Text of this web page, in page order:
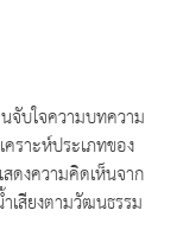
จับใจความบทความ
ราะห์ประเภทของ
งความคิดเห็นจาก
เสียงตามวัฒนธรรม